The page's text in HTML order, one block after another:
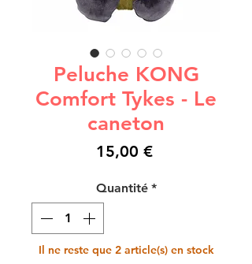
Peluche KONG
Comfort Tykes - Le
caneton
15,00 €Prix
Quantité *
Il ne reste que 2 article(s) en stock